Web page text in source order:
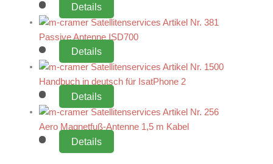
Details
Passive Antenne ISD700
Details
Handbuch in deutsch für IsatPhone 2
Details
Aero Magnetfuß-Antenne 1,5 m Kabel
Details